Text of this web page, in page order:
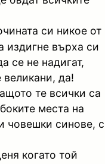
си никое от
издигне върха си
се не надигат,
великани, да!
те всички са
места на
човешки синове, с
когато той